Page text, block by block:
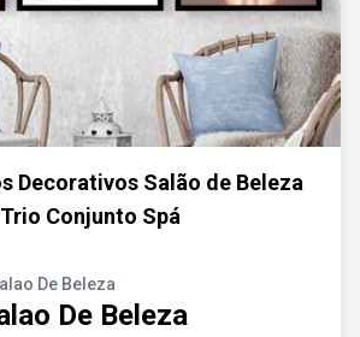
Decorativos Salão de Beleza
Trio Conjunto Spá
De Beleza
De Beleza